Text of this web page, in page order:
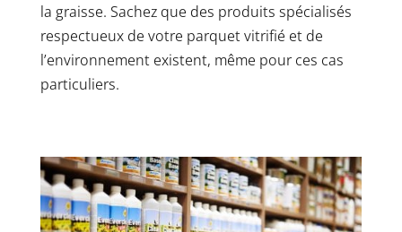
la graisse. Sachez que des produits spécialisés
respectueux de votre parquet vitrifié et de
l’environnement existent, même pour ces cas
particuliers.